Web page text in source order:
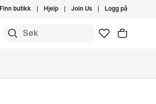
Finn butikk Hjelp Join Us Logg på